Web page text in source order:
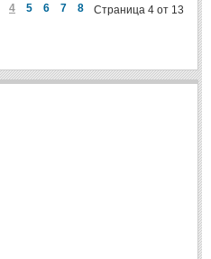
Страница 4 от 13
4 5 6 7
8